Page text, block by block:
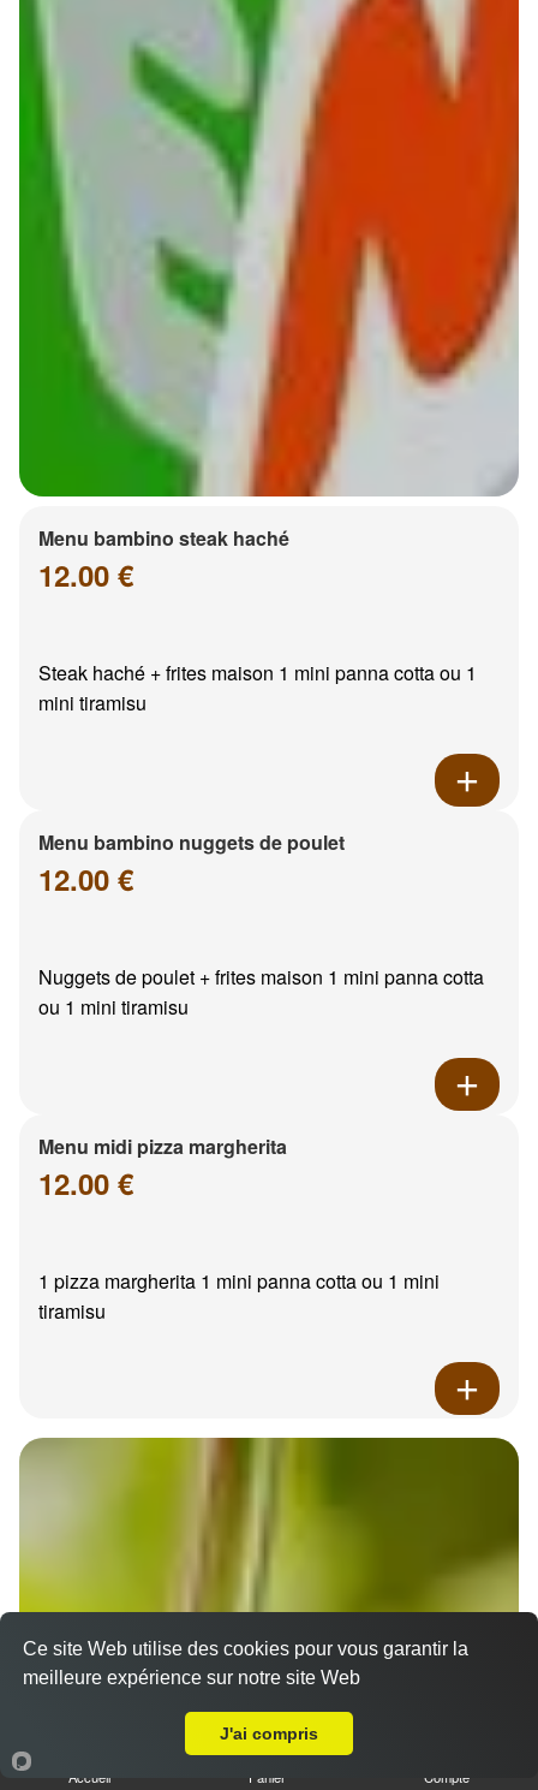
Menu bambino steak haché
12.00 €
Steak haché + frites maison 1 mini panna cotta ou 1
mini tiramisu
Menu bambino nuggets de poulet
12.00 €
Nuggets de poulet + frites maison 1 mini panna cotta
ou 1 mini tiramisu
Menu midi pizza margherita
12.00 €
1 pizza margherita 1 mini panna cotta ou 1 mini
tiramisu
Accueil Panier Compte
Ce site Web utilise des cookies pour vous garantir la
meilleure expérience sur notre site Web
J'ai compris